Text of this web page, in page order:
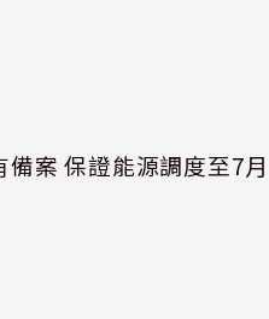
案 保證能源調度至7月